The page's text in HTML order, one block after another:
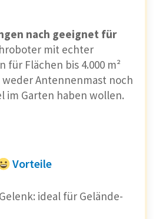
nach geeignet für
mit echter
für Flächen bis 4.000 m²
Antennenmast noch
im Garten haben wollen.
Vorteile
ideal für Gelände-